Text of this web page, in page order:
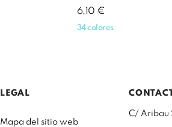
Precio
6,10 €
34 colores
LEGAL
Mapa del sitio web
C/ Aribau